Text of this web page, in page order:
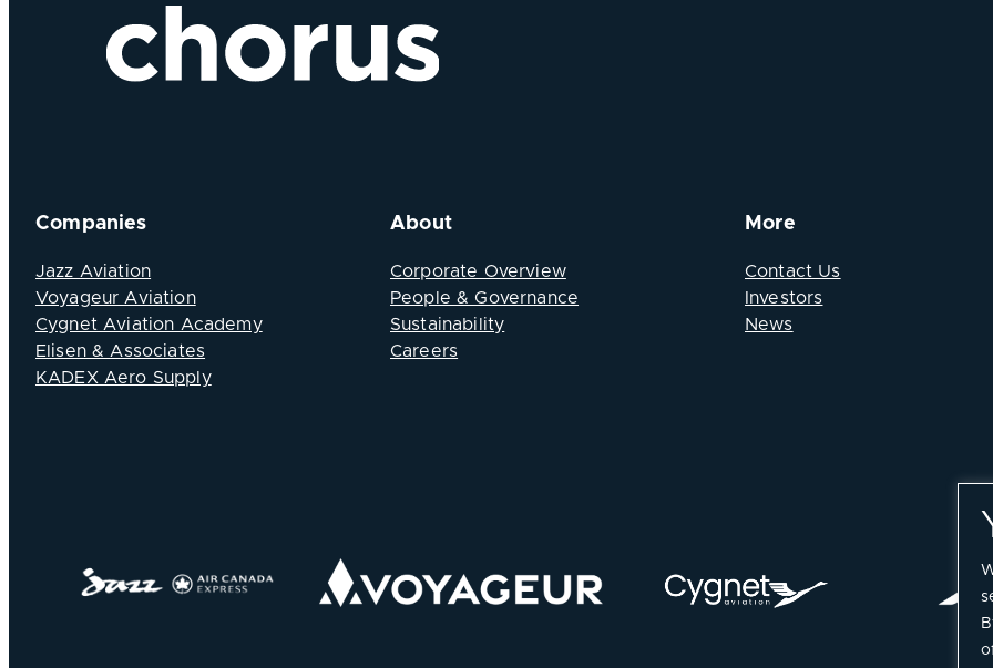
Companies
Jazz Aviation
Voyageur Aviation
Cygnet Aviation Academy
Elisen & Associates
KADEX Aero Supply
About
Corporate Overview
People & Governance
Sustainability
Careers
More
Contact Us
Investors
News